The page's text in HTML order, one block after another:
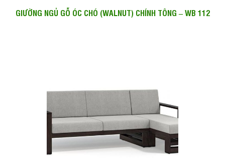
GIƯỜNG NGỦ GỖ ÓC CHÓ (WALNUT) CHÍNH TÔNG – WB 112